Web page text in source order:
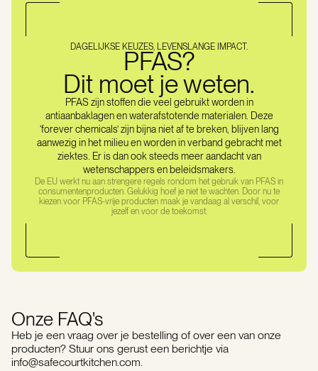
DAGELIJKSE KEUZES, LEVENSLANGE IMPACT.
PFAS?
Dit moet je weten.
PFAS zijn stoffen die veel gebruikt worden in
antiaanbaklagen en waterafstotende materialen. Deze
‘forever chemicals’ zijn bijna niet af te breken, blijven lang
aanwezig in het milieu en worden in verband gebracht met
ziektes. Er is dan ook steeds meer aandacht van
wetenschappers en beleidsmakers.
De EU werkt nu aan strengere regels rondom het gebruik van PFAS in
consumentenproducten. Gelukkig hoef je niet te wachten. Door nu te
kiezen voor PFAS-vrije producten maak je vandaag al verschil, voor
jezelf en voor de toekomst.
Onze FAQ's
Heb je een vraag over je bestelling of over een van onze
producten? Stuur ons gerust een berichtje via
info@safecourtkitchen.com.